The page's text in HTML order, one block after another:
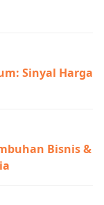
Sinyal Harga
Bisnis &